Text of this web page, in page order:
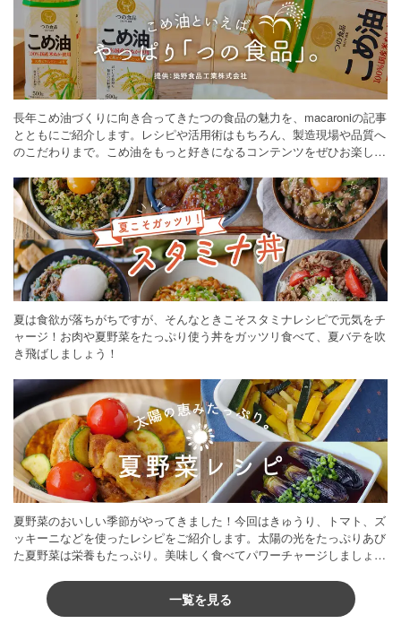
長年こめ油づくりに向き合ってきたつの食品の魅力を、macaroniの記事
とともにご紹介します。レシピや活用術はもちろん、製造現場や品質へ
のこだわりまで。こめ油をもっと好きになるコンテンツをぜひお楽しみ
夏は食欲が落ちがちですが、そんなときこそスタミナレシピで元気をチ
ャージ！お肉や夏野菜をたっぷり使う丼をガッツリ食べて、夏バテを吹
き飛ばしましょう！
夏野菜のおいしい季節がやってきました！今回はきゅうり、トマト、ズ
ッキーニなどを使ったレシピをご紹介します。太陽の光をたっぷりあび
た夏野菜は栄養もたっぷり。美味しく食べてパワーチャージしましょう
一覧を見る